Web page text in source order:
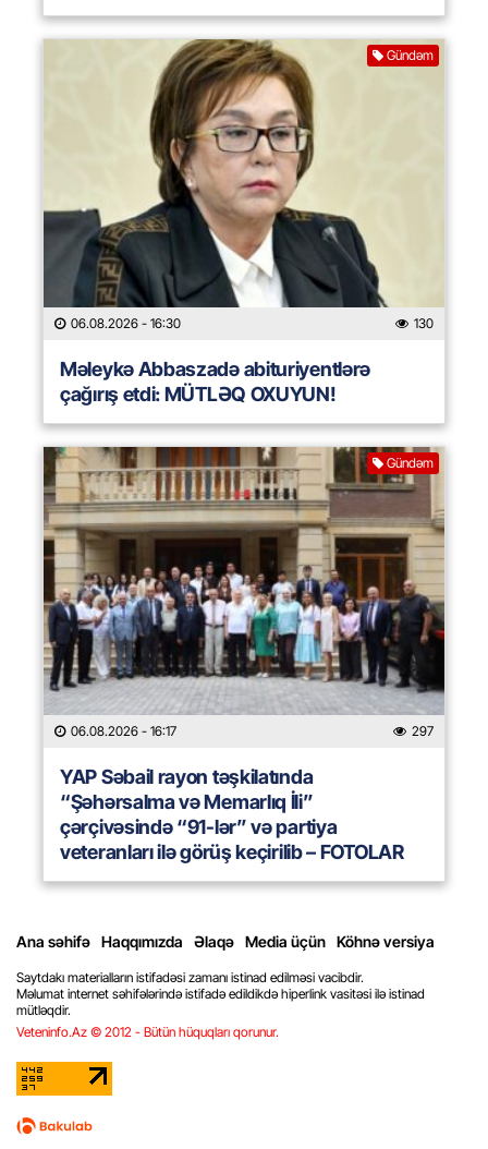
Gündəm
06.08.2026 - 16:30 130
Məleykə Abbaszadə abituriyentlərə
çağırış etdi: MÜTLƏQ OXUYUN!
Gündəm
06.08.2026 - 16:17 297
YAP Səbail rayon təşkilatında
“Şəhərsalma və Memarlıq İli”
çərçivəsində “91-lər” və partiya
veteranları ilə görüş keçirilib – FOTOLAR
Ana səhifə Haqqımızda Əlaqə Media üçün Köhnə versiya
Saytdakı materialların istifadəsi zamanı istinad edilməsi vacibdir.
Məlumat internet səhifələrində istifadə edildikdə hiperlink vasitəsi ilə istinad
mütləqdir.
Veteninfo.Az © 2012 - Bütün hüquqları qorunur.